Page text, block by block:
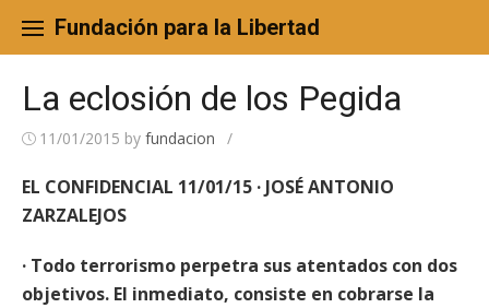
content
Fundación para la Libertad
La eclosión de los Pegida
11/01/2015 by fundacion /
EL CONFIDENCIAL 11/01/15 · JOSÉ ANTONIO
ZARZALEJOS
· Todo terrorismo perpetra sus atentados con dos
objetivos. El inmediato, consiste en cobrarse la